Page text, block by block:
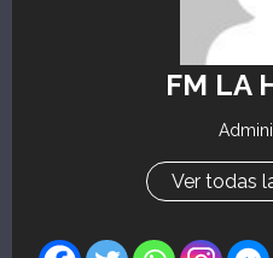
FM LA
Ver todas